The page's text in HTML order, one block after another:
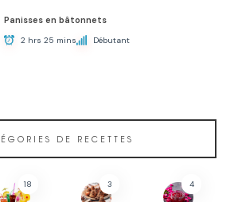
Panisses en bâtonnets
2 hrs 25 mins Débutant
DE RECETTES
18 3 4